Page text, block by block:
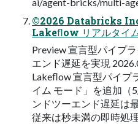
ai/agent-bricks/multi-
©2026 Databricks
Lakeﬂow リアルタイ
Preview 宣言型パイプ
エンド遅延を実現
Lakeﬂow 宣⾔型パイプ
イム モード」を追加（
ンドツーエンド遅延は
従来は秒未満の即時処